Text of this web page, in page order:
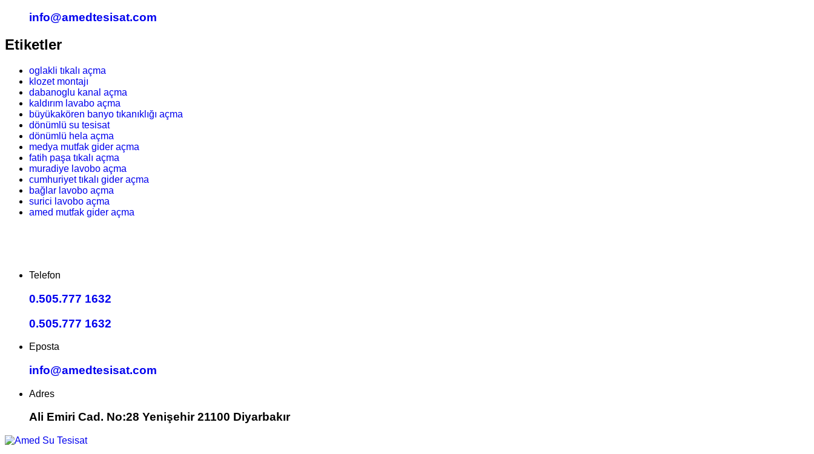
info@amedtesisat.com
Etiketler
oglakli tıkalı açma
klozet montajı
dabanoglu kanal açma
kaldırım lavabo açma
büyükakören banyo tıkanıklığı açma
dönümlü su tesisat
dönümlü hela açma
medya mutfak gider açma
fatih paşa tıkalı açma
muradiye lavobo açma
cumhuriyet tıkalı gider açma
bağlar lavobo açma
surici lavobo açma
amed mutfak gider açma
Telefon
0.505.777 1632
0.505.777 1632
Eposta
info@amedtesisat.com
Adres
Ali Emiri Cad. No:28 Yenişehir 21100 Diyarbakır